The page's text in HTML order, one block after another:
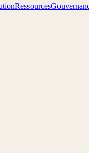
Ressources